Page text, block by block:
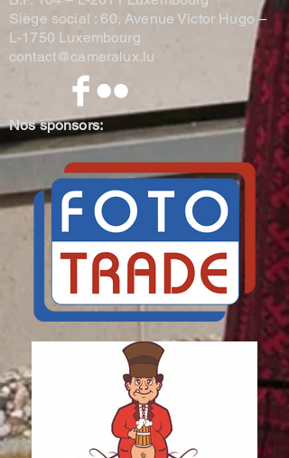
Siège social : 60, Avenue Victor Hugo –
L-1750 Luxembourg
contact@cameralux.lu
Nos sponsors: